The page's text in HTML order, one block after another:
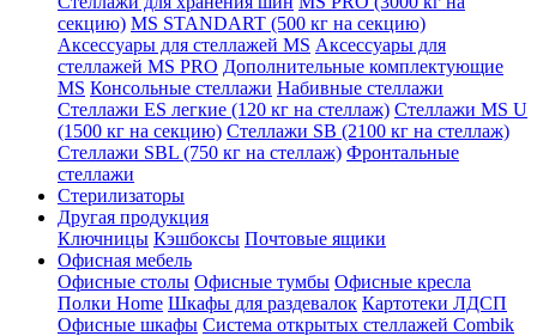
секцию) MS STANDART (500 кг на секцию)
Аксессуары для стеллажей MS Аксессуары для
стеллажей MS PRO Дополнительные комплектующие
MS Консольные стеллажи Набивные стеллажи
Стеллажи ES легкие (120 кг на стеллаж) Стеллажи MS U
(1500 кг на секцию) Стеллажи SB (2100 кг на стеллаж)
Стеллажи SBL (750 кг на стеллаж) Фронтальные
стеллажи
Стерилизаторы
Другая продукция
Ключницы Кэшбоксы Почтовые ящики
Офисная мебель
Офисные столы Офисные тумбы Офисные кресла
Полки Home Шкафы для раздевалок Картотеки ЛДСП
Офисные шкафы Система открытых стеллажей Combik